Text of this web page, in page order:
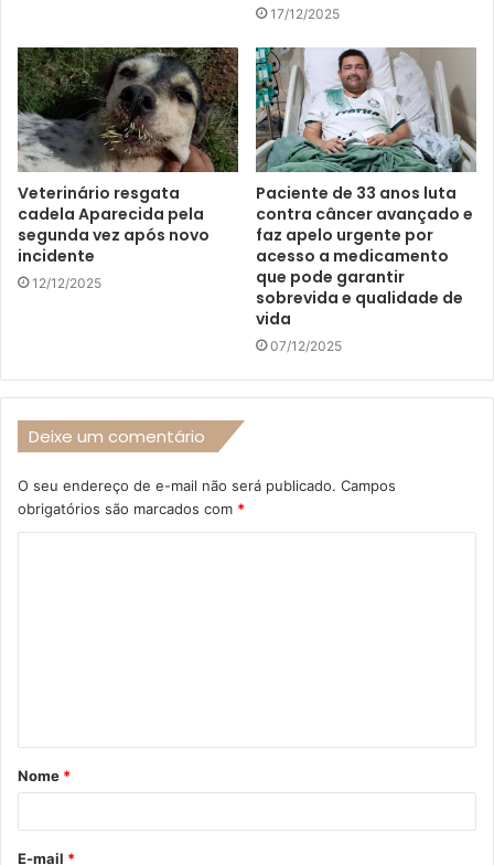
17/12/2025
Veterinário resgata
cadela Aparecida pela
segunda vez após novo
incidente
12/12/2025
Paciente de 33 anos luta
contra câncer avançado e
faz apelo urgente por
acesso a medicamento
que pode garantir
sobrevida e qualidade de
vida
07/12/2025
Deixe um comentário
O seu endereço de e-mail não será publicado. Campos
obrigatórios são marcados com *
á
r
Nome *
E-mail *